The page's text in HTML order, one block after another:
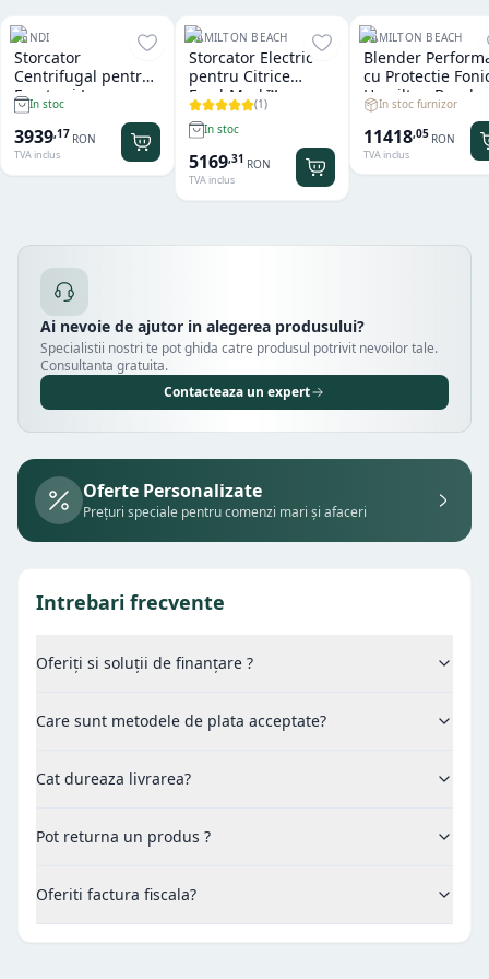
HENDI
Storcator
Centrifugal pentru
Fructe si Legume
Hendi
In stoc
3939,17 RON
TVA inclus
HAMILTON BEACH
Storcator Electric
pentru Citrice
FreshMark™
Hamilton Beach
(1)
In stoc
5169,31 RON
TVA inclus
HAMILTON BEACH
Blender
cu Protectie
Hamilton Beach
Summit® Edge
In stoc furnizor
11418,05 RON
TVA inclus
Ai nevoie de ajutor in alegerea produsului?
Specialistii nostri te pot ghida catre produsul potrivit nevoilor tale.
Consultanta gratuita.
Contacteaza un expert
Oferte Personalizate
Prețuri speciale pentru comenzi mari și afaceri
Intrebari frecvente
Oferiți si soluții de finanțare ?
Care sunt metodele de plata acceptate?
Cat dureaza livrarea?
Pot returna un produs ?
Oferiti factura fiscala?